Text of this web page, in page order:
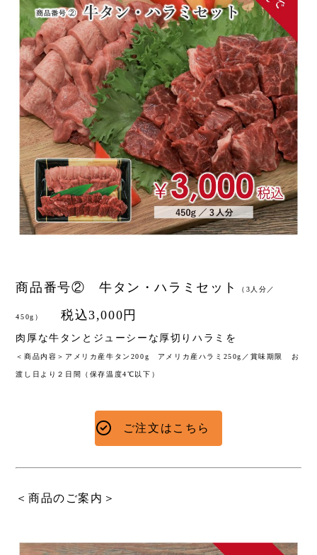
商品番号② 牛タン・ハラミセット （3人分／
450g） 税込3,000円
肉厚な牛タンとジューシーな厚切りハラミを
＜商品内容＞アメリカ産牛タン200g アメリカ産ハラミ250g／賞味期限 お
渡し日より２日間（保存温度4℃以下）
ご注文はこちら
＜商品のご案内＞